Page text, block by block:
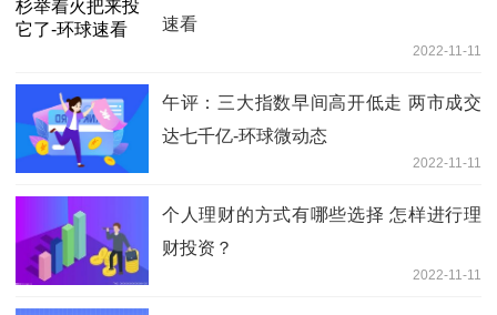
速看
2022-11-11
午评：三大指数早间高开低走 两市成交
达七千亿-环球微动态
2022-11-11
个人理财的方式有哪些选择 怎样进行理
财投资？
2022-11-11